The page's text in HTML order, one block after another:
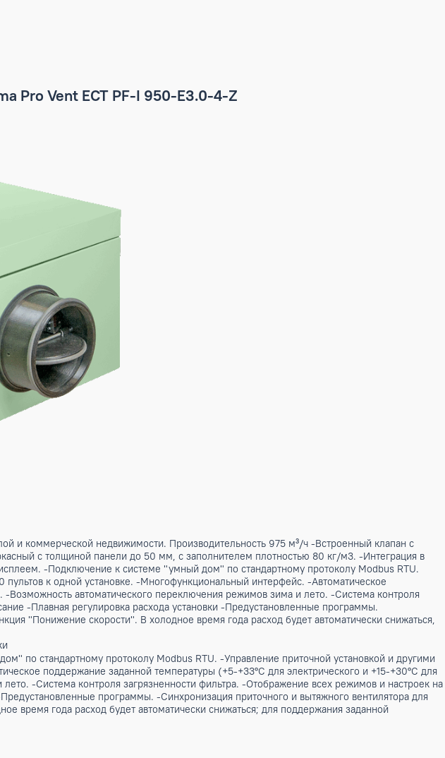
4-Z
Pro Vent ECT PF-I 950-E3.0-4-Z
жилой и коммерческой недвижимости. Производительность 975 м³/ч -
бескаркасный с толщиной панели до 50 мм, с заполнителем плотностью 80 кг/
дисплеем. -Подключение к системе "умный дом" по стандартному
до 10 пультов к одной установке. -Многофункциональный интерфейс. -
-Возможность автоматического переключения режимов зима и лето. -
расписание -Плавная регулировка расхода установки -Предустановленные
-Функция "Понижение скорости". В холодное время года расход будет